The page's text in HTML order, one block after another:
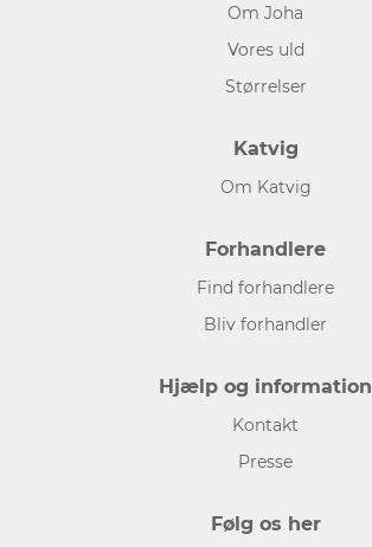
Om Joha
Vores uld
Størrelser
Katvig
Om Katvig
Forhandlere
Find forhandlere
Bliv forhandler
Hjælp og information
Kontakt
Presse
Følg os her